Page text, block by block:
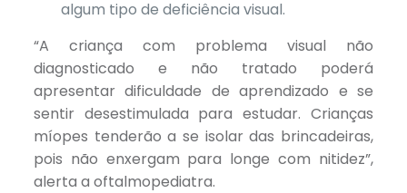
algum tipo de deficiência visual.
“A criança com problema visual não
diagnosticado e não tratado poderá
apresentar dificuldade de aprendizado e se
sentir desestimulada para estudar. Crianças
míopes tenderão a se isolar das brincadeiras,
pois não enxergam para longe com nitidez”,
alerta a oftalmopediatra.